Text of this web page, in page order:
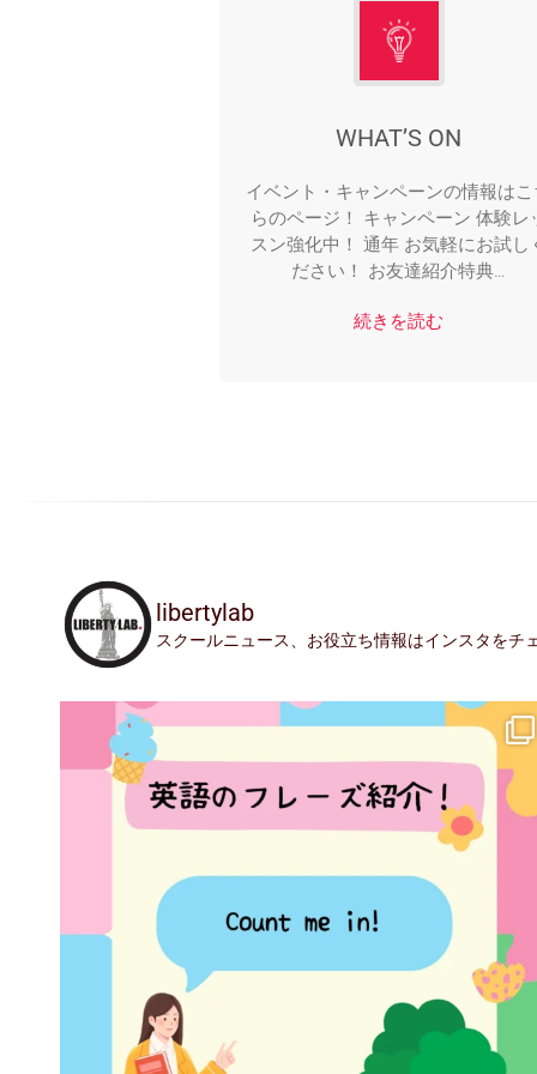
WHAT’S ON
イベント・キャンペーンの情報は
らのページ！ キャンペーン 体験レ
スン強化中！ 通年 お気軽にお試し
ださい！ お友達紹介特典…
続きを読む
libertylab
スクールニュース、お役立ち情報はインスタをチ